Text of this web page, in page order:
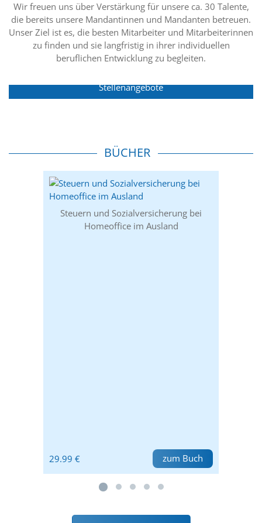
Wir freuen uns über Verstärkung für unsere ca. 30 Talente,
die bereits unsere Mandantinnen und Mandanten betreuen.
Unser Ziel ist es, die besten Mitarbeiter und Mitarbeiterinnen
zu finden und sie langfristig in ihrer individuellen
beruflichen Entwicklung zu begleiten.
Stellenangebote
BÜCHER
Steuern und Sozialversicherung bei
Homeoffice im Ausland
29.99 € zum Buch